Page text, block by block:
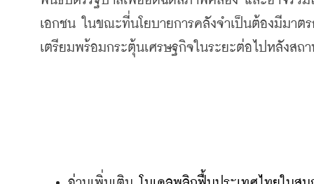
เอกชน
ในขณะที่นโยบายการคลังจำเป็นต้องมีมาต
เตรียมพร้อมกระตุ้นเศรษฐกิจในระยะต่อไปหลังสถ